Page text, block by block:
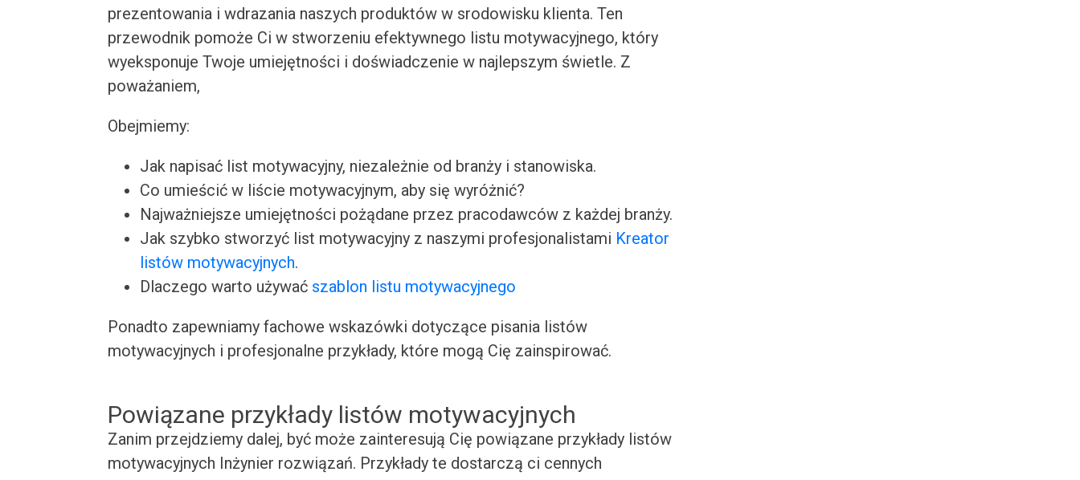
prezentowania i wdrazania naszych produktów w srodowisku klienta. Ten
przewodnik pomoże Ci w stworzeniu efektywnego listu motywacyjnego, który
wyeksponuje Twoje umiejętności i doświadczenie w najlepszym świetle. Z
poważaniem,
Obejmiemy:
Jak napisać list motywacyjny, niezależnie od branży i stanowiska.
Co umieścić w liście motywacyjnym, aby się wyróżnić?
Najważniejsze umiejętności pożądane przez pracodawców z każdej branży.
Jak szybko stworzyć list motywacyjny z naszymi profesjonalistami Kreator
listów motywacyjnych.
Dlaczego warto używać szablon listu motywacyjnego
Ponadto zapewniamy fachowe wskazówki dotyczące pisania listów
motywacyjnych i profesjonalne przykłady, które mogą Cię zainspirować.
Powiązane przykłady listów motywacyjnych
Zanim przejdziemy dalej, być może zainteresują Cię powiązane przykłady listów
motywacyjnych Inżynier rozwiązań. Przykłady te dostarczą ci cennych